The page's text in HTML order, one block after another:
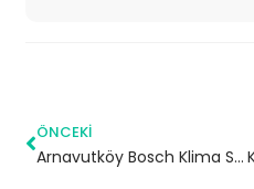
ÖNCEKI
Arnavutköy Bosch Klima Servisi – 7/24 Klima Tamiri – Klima Bakımı